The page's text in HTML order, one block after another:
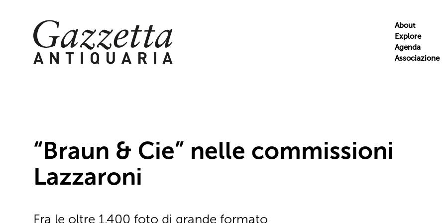
Skip
to
content
About
Explore
Agenda
Associazione
“Braun & Cie” nelle commissioni
Lazzaroni
Fra le oltre 1.400 foto di grande formato